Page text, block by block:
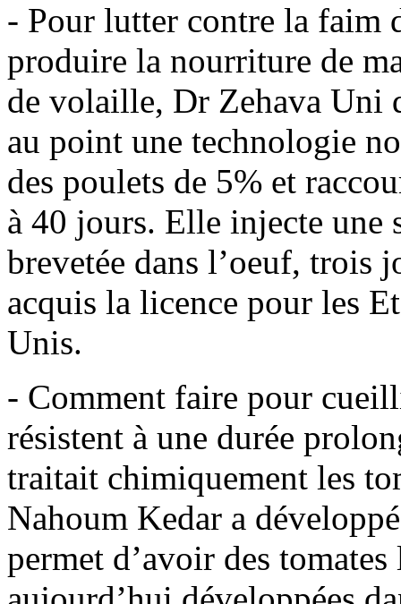
- Pour lutter contre la faim
produire la nourriture de
de volaille, Dr Zehava Uni
au point une technologie
des poulets de 5% et
à 40 jours. Elle injecte
brevetée dans l’oeuf, trois
acquis la licence pour les
Unis.
- Comment faire pour
résistent à une durée
traitait chimiquement les
Nahoum Kedar a
permet d’avoir des